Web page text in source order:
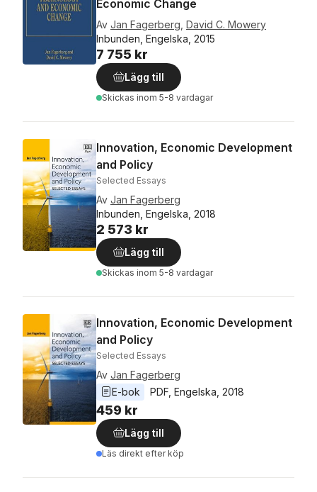
Economic Change
Av Jan Fagerberg David C. Mowery
Inbunden, Engelska, 2015
7 755 kr
Lägg till
Skickas inom 5-8 vardagar
Innovation, Economic Development
and Policy
Selected Essays
Av Jan Fagerberg
Inbunden, Engelska, 2018
2 573 kr
Lägg till
Skickas inom 5-8 vardagar
Innovation, Economic Development
and Policy
Selected Essays
Av Jan Fagerberg
E-bok
PDF Engelska 2018
459 kr
Lägg till
Läs direkt efter köp